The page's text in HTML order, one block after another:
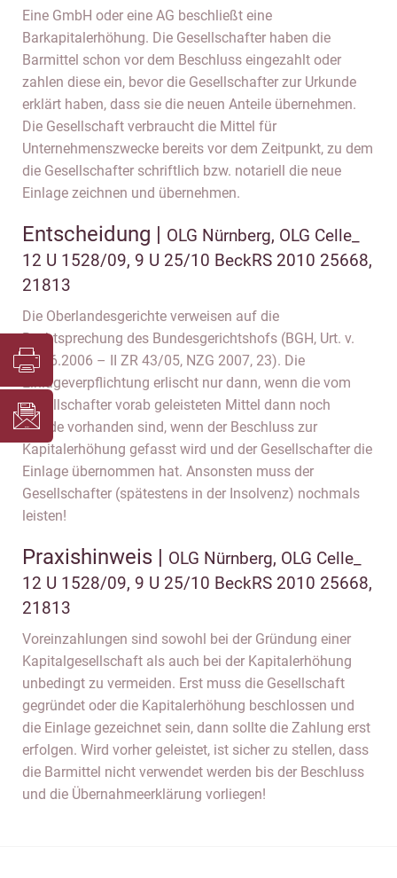
Eine GmbH oder eine AG beschließt eine
Barkapitalerhöhung. Die Gesellschafter haben die
Barmittel schon vor dem Beschluss eingezahlt oder
zahlen diese ein, bevor die Gesellschafter zur Urkunde
erklärt haben, dass sie die neuen Anteile übernehmen.
Die Gesellschaft verbraucht die Mittel für
Unternehmenszwecke bereits vor dem Zeitpunkt, zu dem
die Gesellschafter schriftlich bzw. notariell die neue
Einlage zeichnen und übernehmen.
Entscheidung | OLG Nürnberg, OLG Celle_
12 U 1528/09, 9 U 25/10 BeckRS 2010 25668,
21813
Die Oberlandesgerichte verweisen auf die
Rechtsprechung des Bundesgerichtshofs (BGH, Urt. v.
26.06.2006 – II ZR 43/05, NZG 2007, 23). Die
Einlageverpflichtung erlischt nur dann, wenn die vom
Gesellschafter vorab geleisteten Mittel dann noch
liquide vorhanden sind, wenn der Beschluss zur
Kapitalerhöhung gefasst wird und der Gesellschafter die
Einlage übernommen hat. Ansonsten muss der
Gesellschafter (spätestens in der Insolvenz) nochmals
leisten!
Praxishinweis | OLG Nürnberg, OLG Celle_
12 U 1528/09, 9 U 25/10 BeckRS 2010 25668,
21813
Voreinzahlungen sind sowohl bei der Gründung einer
Kapitalgesellschaft als auch bei der Kapitalerhöhung
unbedingt zu vermeiden. Erst muss die Gesellschaft
gegründet oder die Kapitalerhöhung beschlossen und
die Einlage gezeichnet sein, dann sollte die Zahlung erst
erfolgen. Wird vorher geleistet, ist sicher zu stellen, dass
die Barmittel nicht verwendet werden bis der Beschluss
und die Übernahmeerklärung vorliegen!